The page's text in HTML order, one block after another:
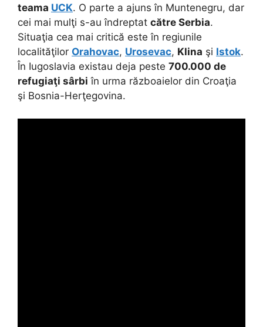
teama UCK. O parte a ajuns în Muntenegru, dar
cei mai mulţi s-au îndreptat către Serbia.
Situaţia cea mai critică este în regiunile
localităţilor Orahovac, Urosevac, Klina şi Istok.
În Iugoslavia existau deja peste 700.000 de
refugiaţi sârbi în urma războaielor din Croaţia
şi Bosnia-Herţegovina.